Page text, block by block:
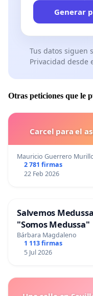
Generar
Tus datos siguen
Privacidad desde
Otras peticiones que le
Carcel para el
Mauricio Guerrero
2 781 firmas
22 Feb 2026
Salvemos
"Somos Medussa"
Bárbara Magdaleno
1 113 firmas
5 Jul 2026